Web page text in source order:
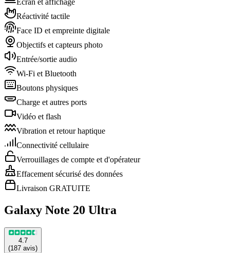
Écran et affichage
Réactivité tactile
Face ID et empreinte digitale
Objectifs et capteurs photo
Entrée/sortie audio
Wi-Fi et Bluetooth
Boutons physiques
Charge et autres ports
Vidéo et flash
Vibration et retour haptique
Connectivité cellulaire
Verrouillages de compte et d'opérateur
Effacement sécurisé des données
Livraison GRATUITE
Galaxy Note 20 Ultra
4.7
(187 avis)